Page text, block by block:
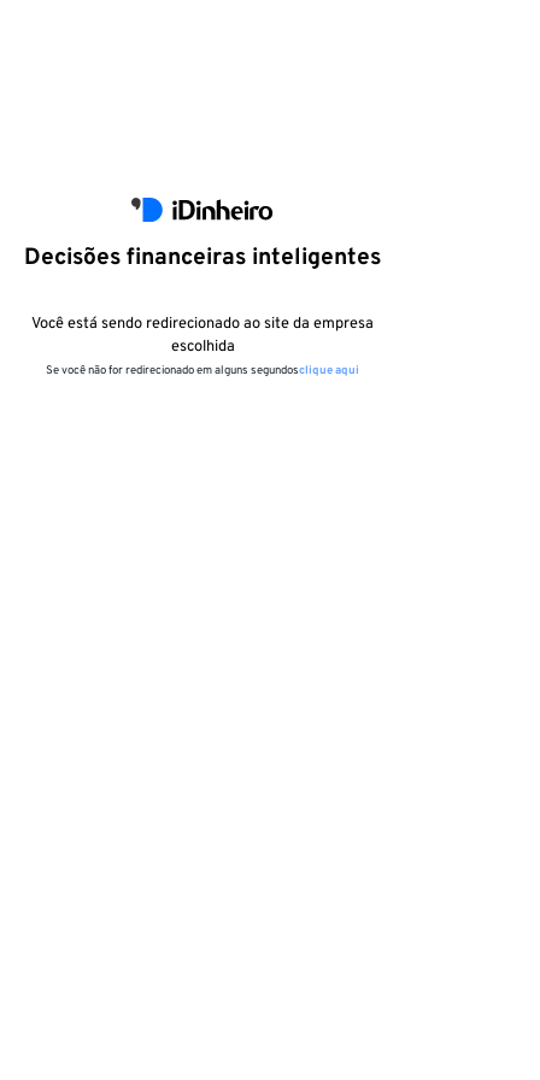
Decisões financeiras inteligentes
Você está sendo redirecionado ao site da empresa
escolhida
Se você não for redirecionado em alguns segundosclique aqui